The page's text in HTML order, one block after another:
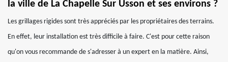
la ville de La Chapelle Sur Usson et ses environs ?
Les grillages rigides sont très appréciés par les propriétaires des terrains.
En effet, leur installation est très difficile à faire. C'est pour cette raison
qu'on vous recommande de s'adresser à un expert en la matière. Ainsi,